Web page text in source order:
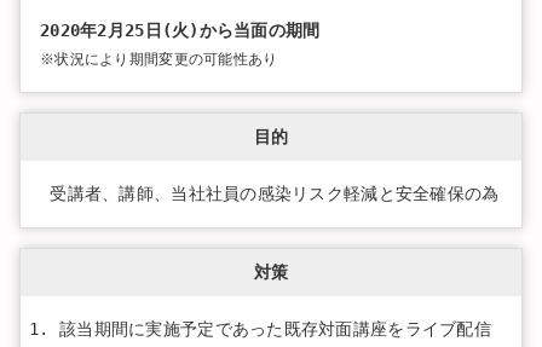
2020年2月25日(火)から当面の期間
※状況により期間変更の可能性あり
目的
受講者、講師、当社社員の感染リスク軽減と安全確保の為
対策
該当期間に実施予定であった既存対面講座をライブ配信